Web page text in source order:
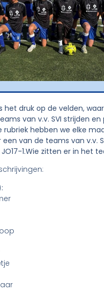
het druk op de velden, waar
van v.v. SVI strijden en
rubriek hebben we elke
van de teams van v.v.
1.Wie zitten er in het